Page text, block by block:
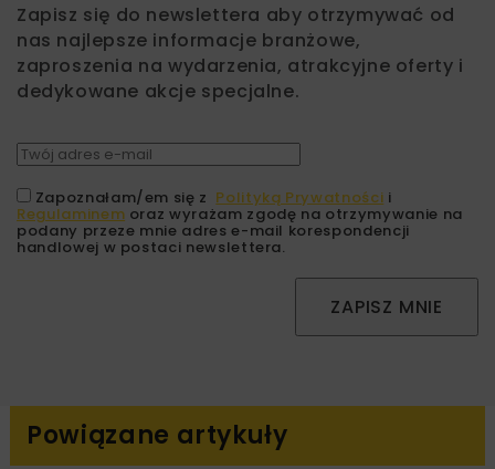
Zapisz się do newslettera aby otrzymywać od
nas najlepsze informacje branżowe,
zaproszenia na wydarzenia, atrakcyjne oferty i
dedykowane akcje specjalne.
Zapoznałam/em się z Polityką Prywatności i
Regulaminem oraz wyrażam zgodę na otrzymywanie na
podany przeze mnie adres e-mail korespondencji
handlowej w postaci newslettera.
ZAPISZ MNIE
Powiązane artykuły